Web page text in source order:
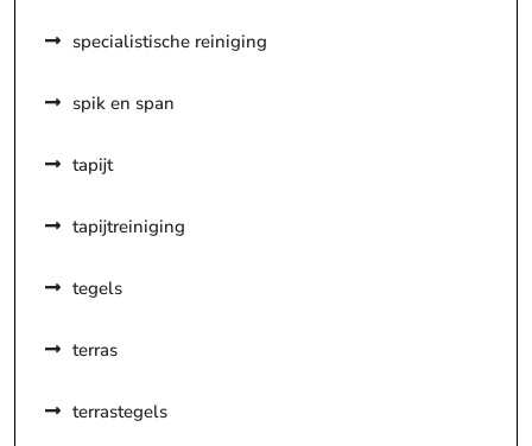
specialistische reiniging
spik en span
tapijt
tapijtreiniging
tegels
terras
terrastegels